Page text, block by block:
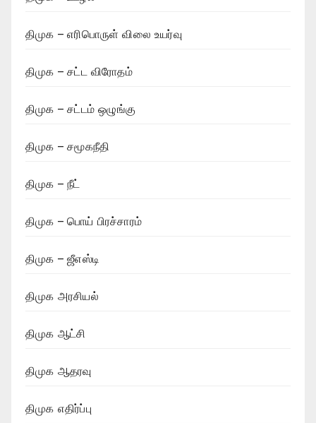
திமுக – எரிபொருள் விலை உயர்வு
திமுக – சட்ட விரோதம்
திமுக – சட்டம் ஒழுங்கு
திமுக – சமூகநீதி
திமுக – நீட்
திமுக – பொய் பிரச்சாரம்
திமுக – ஜீஎஸ்டி
திமுக அரசியல்
திமுக ஆட்சி
திமுக ஆதரவு
திமுக எதிர்ப்பு